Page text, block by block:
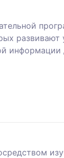
информации